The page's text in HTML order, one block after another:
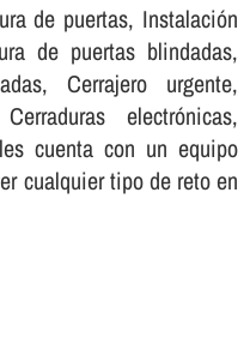
de puertas, Instalación
de puertas blindadas,
Cerrajero urgente,
electrónicas,
cuenta con un equipo
cualquier tipo de reto en